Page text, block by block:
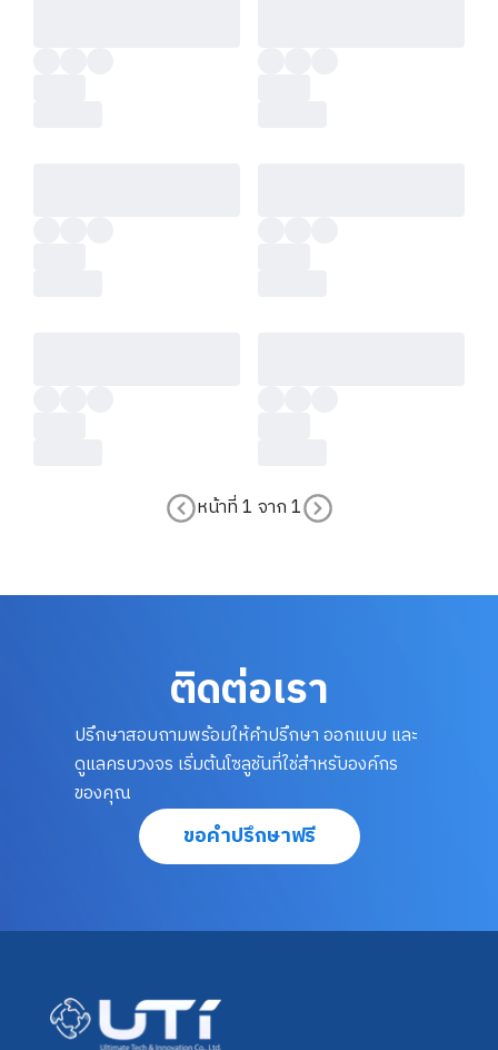
หน้าที่1 จาก1
ติดต่อเรา
ปรึกษาสอบถามพร้อมให้คำปรึกษา ออกแบบ และ
ดูแลครบวงจร เริ่มต้นโซลูชันที่ใช่สำหรับองค์กร
ของคุณ
ขอคำปรึกษาฟรี